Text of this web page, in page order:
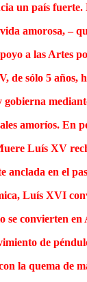
un país
amorosa, –
a las Artes
sólo 5 años,
gobierna
amoríos. En
Luís XV
en el
Luís XVI
se convierten
de
la quema de